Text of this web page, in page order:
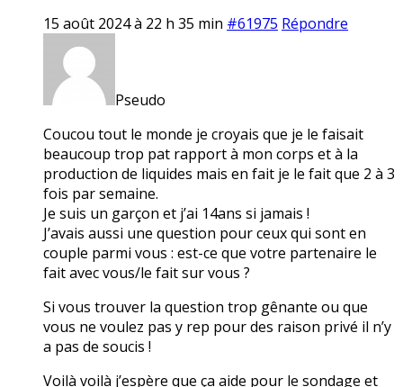
15 août 2024 à 22 h 35 min #61975 Répondre
Pseudo
Coucou tout le monde je croyais que je le faisait
beaucoup trop pat rapport à mon corps et à la
production de liquides mais en fait je le fait que 2 à 3
fois par semaine.
Je suis un garçon et j’ai 14ans si jamais !
J’avais aussi une question pour ceux qui sont en
couple parmi vous : est-ce que votre partenaire le
fait avec vous/le fait sur vous ?
Si vous trouver la question trop gênante ou que
vous ne voulez pas y rep pour des raison privé il n’y
a pas de soucis !
Voilà voilà j’espère que ça aide pour le sondage et